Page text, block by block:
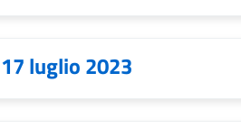
17 luglio 2023